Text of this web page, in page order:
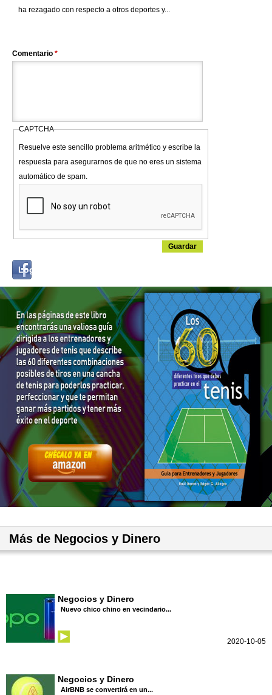
ha rezagado con respecto a otros deportes y...
Comentario *
CAPTCHA
Resuelve este sencillo problema aritmético y escribe la
respuesta para asegurarnos de que no eres un sistema
automático de spam.
Log in with...
Más de Negocios y Dinero
Negocios y Dinero
Nuevo chico chino en vecindario...
2020-10-05
Negocios y Dinero
AirBNB se convertirá en un...